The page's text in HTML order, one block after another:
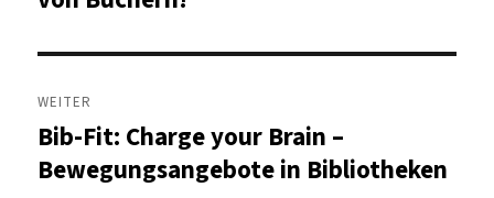
WEITER
Nächster
Beitrag:
Bib-Fit: Charge your Brain –
Bewegungsangebote in Bibliotheken